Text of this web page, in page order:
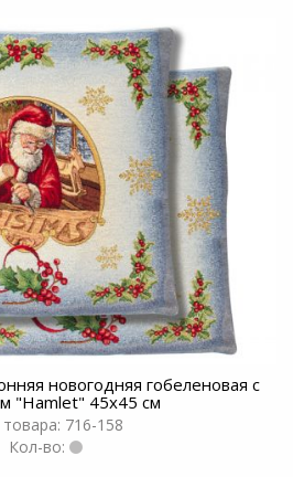
новогодняя гобеленовая с
"Hamlet" 45х45 см
716-158
Кол-во: